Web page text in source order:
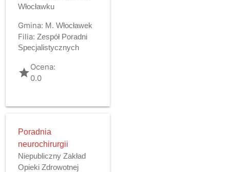
Włocławku
Gmina: M. Włocławek
Filia: Zespół Poradni
Specjalistycznych
gradeOcena:
0.0
Poradnia
neurochirurgii
Niepubliczny Zakład
Opieki Zdrowotnej